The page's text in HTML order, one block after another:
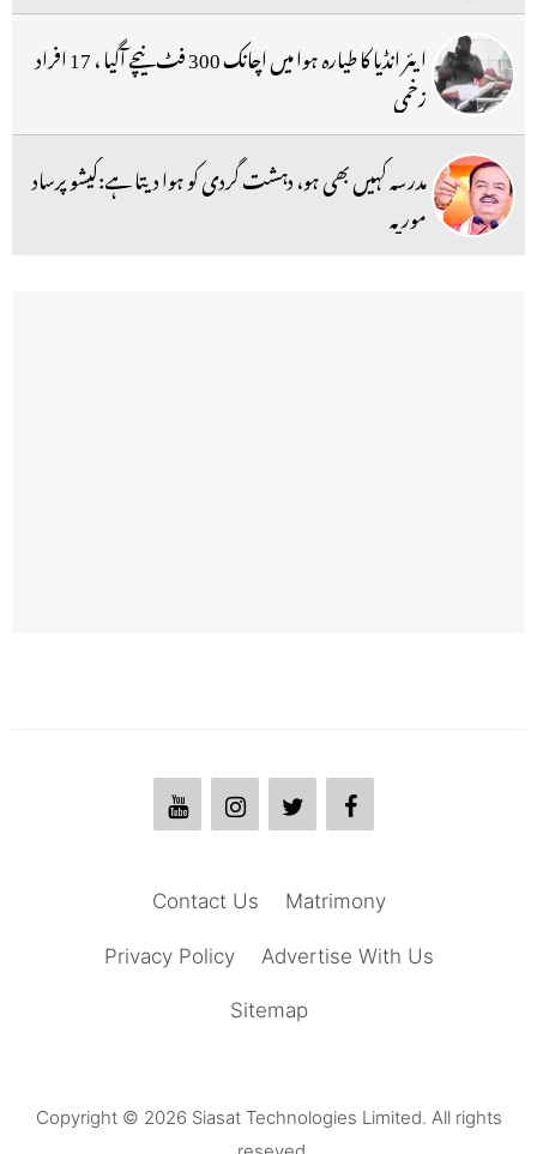
ایئر انڈیا کا طیارہ ہوا میں اچانک 300 فٹ نیچے آگیا ، 17 افراد
زخمی
مدرسہ کہیں بھی ہو، دہشت گردی کو ہوا دیتا ہے:کیشو پرساد
موریہ
Matrimony
Contact Us
Advertise With Us
Privacy Policy
Sitemap
Copyright © 2026 Siasat Technologies Limited. All rights